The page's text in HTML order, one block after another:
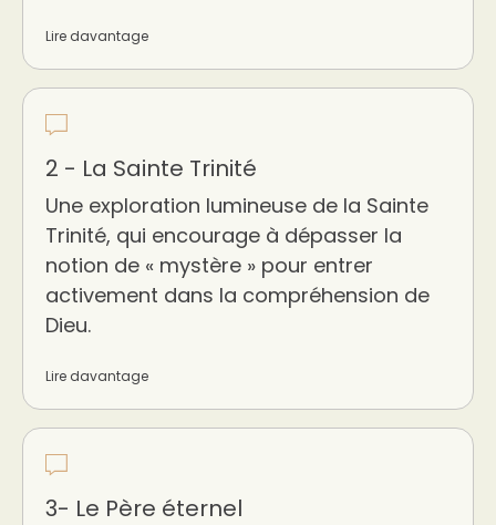
Lire davantage
2 - La Sainte Trinité
Une exploration lumineuse de la Sainte
Trinité, qui encourage à dépasser la
notion de « mystère » pour entrer
activement dans la compréhension de
Dieu.
Lire davantage
3- Le Père éternel